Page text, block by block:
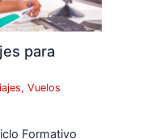
para
,Vuelos
Formativo